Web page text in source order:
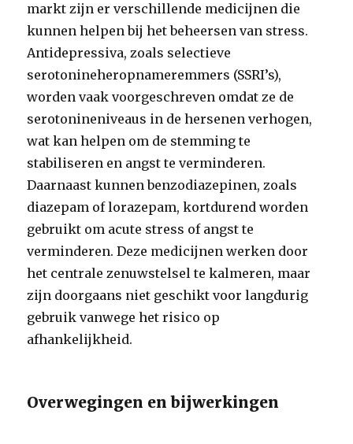
markt zijn er verschillende medicijnen die
kunnen helpen bij het beheersen van stress.
Antidepressiva, zoals selectieve
serotonineheropnameremmers (SSRI’s),
worden vaak voorgeschreven omdat ze de
serotonineniveaus in de hersenen verhogen,
wat kan helpen om de stemming te
stabiliseren en angst te verminderen.
Daarnaast kunnen benzodiazepinen, zoals
diazepam of lorazepam, kortdurend worden
gebruikt om acute stress of angst te
verminderen. Deze medicijnen werken door
het centrale zenuwstelsel te kalmeren, maar
zijn doorgaans niet geschikt voor langdurig
gebruik vanwege het risico op
afhankelijkheid.
Overwegingen en bijwerkingen